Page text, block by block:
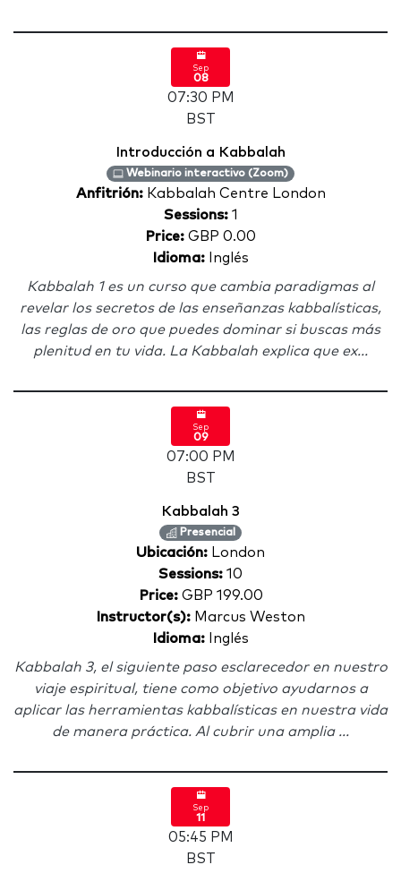
Sep
08
07:30 PM
BST
Introducción a Kabbalah
Webinario interactivo (Zoom)
Anfitrión: Kabbalah Centre London
Sessions:1
Price: GBP 0.00
Idioma: Inglés
Kabbalah 1 es un curso que cambia paradigmas al
revelar los secretos de las enseñanzas kabbalísticas,
las reglas de oro que puedes dominar si buscas más
plenitud en tu vida. La Kabbalah explica que ex...
Sep
09
07:00 PM
BST
Kabbalah 3
Presencial
Ubicación: London
Sessions: 10
Price:GBP 199.00
Instructor(s): Marcus Weston
Idioma: Inglés
Kabbalah 3, el siguiente paso esclarecedor en nuestro
viaje espiritual, tiene como objetivo ayudarnos a
aplicar las herramientas kabbalísticas en nuestra vida
de manera práctica. Al cubrir una amplia ...
Sep
11
05:45 PM
BST